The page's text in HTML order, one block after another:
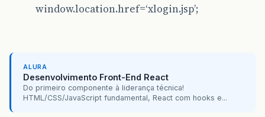
window.location.href=‘xlogin.jsp’;
ALURA
Desenvolvimento Front-End React
Do primeiro componente à liderança técnica!
HTML/CSS/JavaScript fundamental, React com hooks e...